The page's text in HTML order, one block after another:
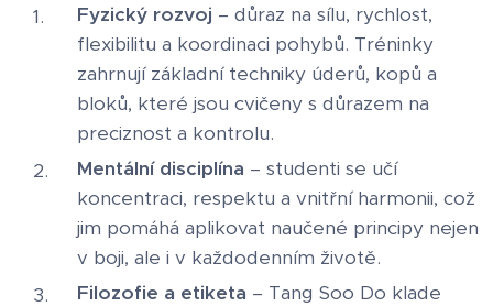
Fyzický rozvoj – důraz na sílu, rychlost,
flexibilitu a koordinaci pohybů. Tréninky
zahrnují základní techniky úderů, kopů a
bloků, které jsou cvičeny s důrazem na
preciznost a kontrolu.
Mentální disciplína – studenti se učí
koncentraci, respektu a vnitřní harmonii, což
jim pomáhá aplikovat naučené principy nejen
v boji, ale i v každodenním životě.
Filozofie a etiketa – Tang Soo Do klade